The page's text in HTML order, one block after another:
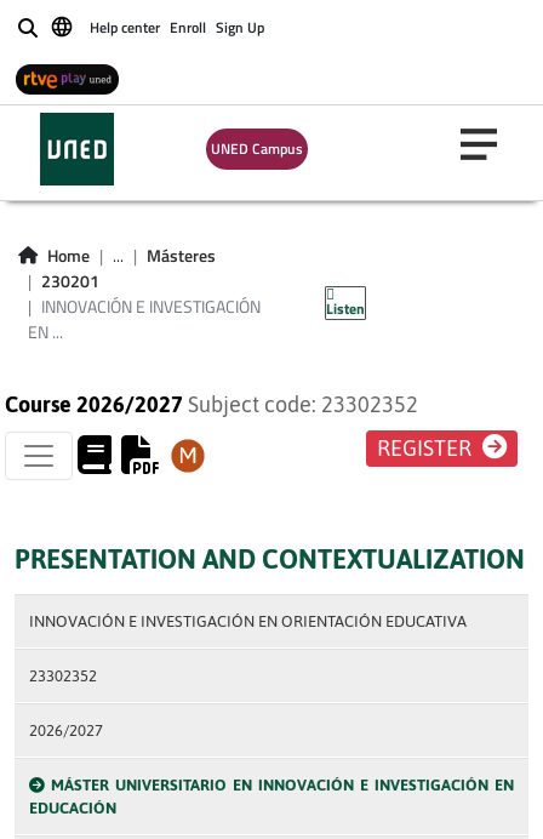
BuscarHelp center Enroll Sign Up
UNED Campus
Home ...
Másteres
230201
INNOVACIÓN E INVESTIGACIÓN
EN ...
Listen
INNOVACIÓN E
INVESTIGACIÓN EN
ORIENTACIÓN
EDUCATIVA
Course 2026/2027 Subject code: 23302352
REGISTER
PRESENTATION AND CONTEXTUALIZATION
INNOVACIÓN E INVESTIGACIÓN EN ORIENTACIÓN EDUCATIVA
23302352
2026/2027
MÁSTER UNIVERSITARIO EN INNOVACIÓN E INVESTIGACIÓN EN
EDUCACIÓN